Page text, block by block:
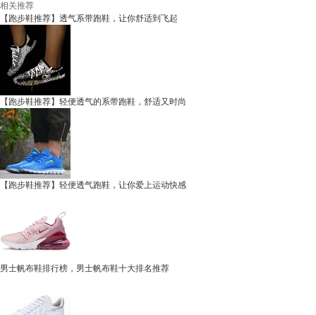
相关推荐
【跑步鞋推荐】透气系带跑鞋，让你舒适到飞起
【跑步鞋推荐】轻便透气的系带跑鞋，舒适又时尚
【跑步鞋推荐】轻便透气跑鞋，让你爱上运动快感
男士帆布鞋排行榜，男士帆布鞋十大排名推荐